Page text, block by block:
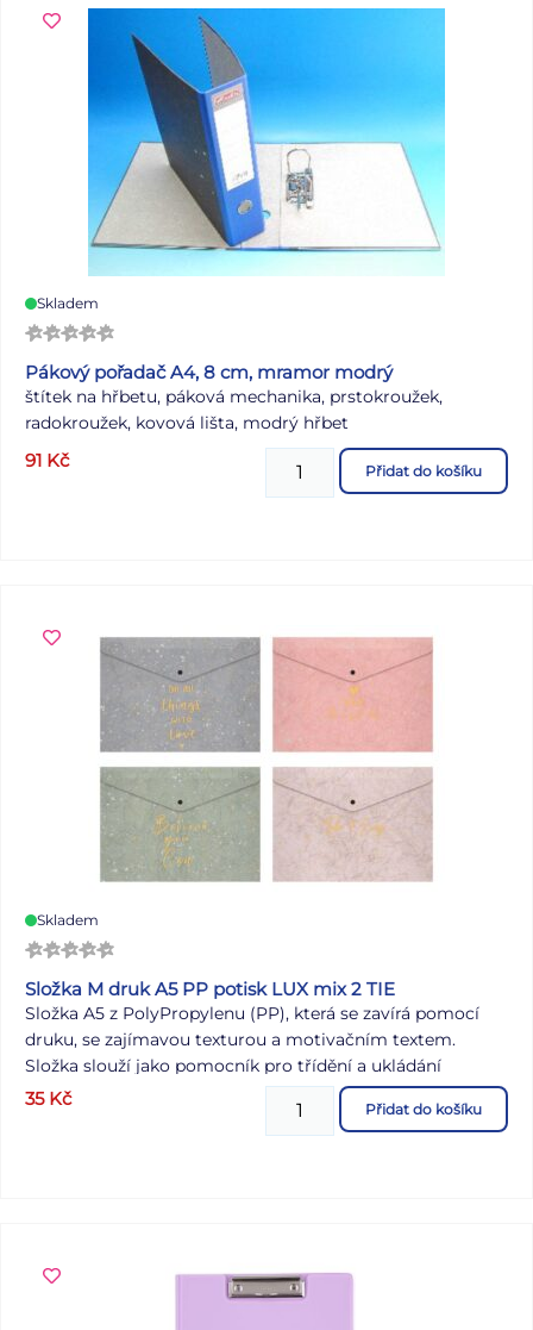
Skladem
Pákový pořadač A4, 8 cm, mramor modrý
štítek na hřbetu, páková mechanika, prstokroužek,
radokroužek, kovová lišta, modrý hřbet
91 Kč Přidat do košíku
Skladem
Složka M druk A5 PP potisk LUX mix 2 TIE
Složka A5 z PolyPropylenu (PP), která se zavírá pomocí
druku, se zajímavou texturou a motivačním textem.
Složka slouží jako pomocník pro třídění a ukládání
dokumentů, takže je budete mít vždy pohromadě.
MATERIÁL: PP POTISK: motivační text SÍLA MATERIÁLU:
35 Kč Přidat do košíku